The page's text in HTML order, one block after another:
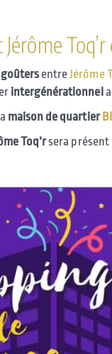
Toq’r
goûtersentreJérôme
intergénérationnel
maison de quartier
Toq’rsera présent